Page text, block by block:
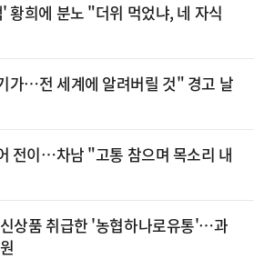
황희에 분노 "더위 먹었냐, 네 자식
가…전 세계에 알려버릴 것" 경고 날
전이…차남 "고통 참으며 목소리 내
상품 취급한 '농협하나로유통'…과